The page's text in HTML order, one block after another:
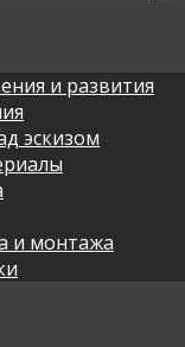
и развития
эскизом
и монтажа